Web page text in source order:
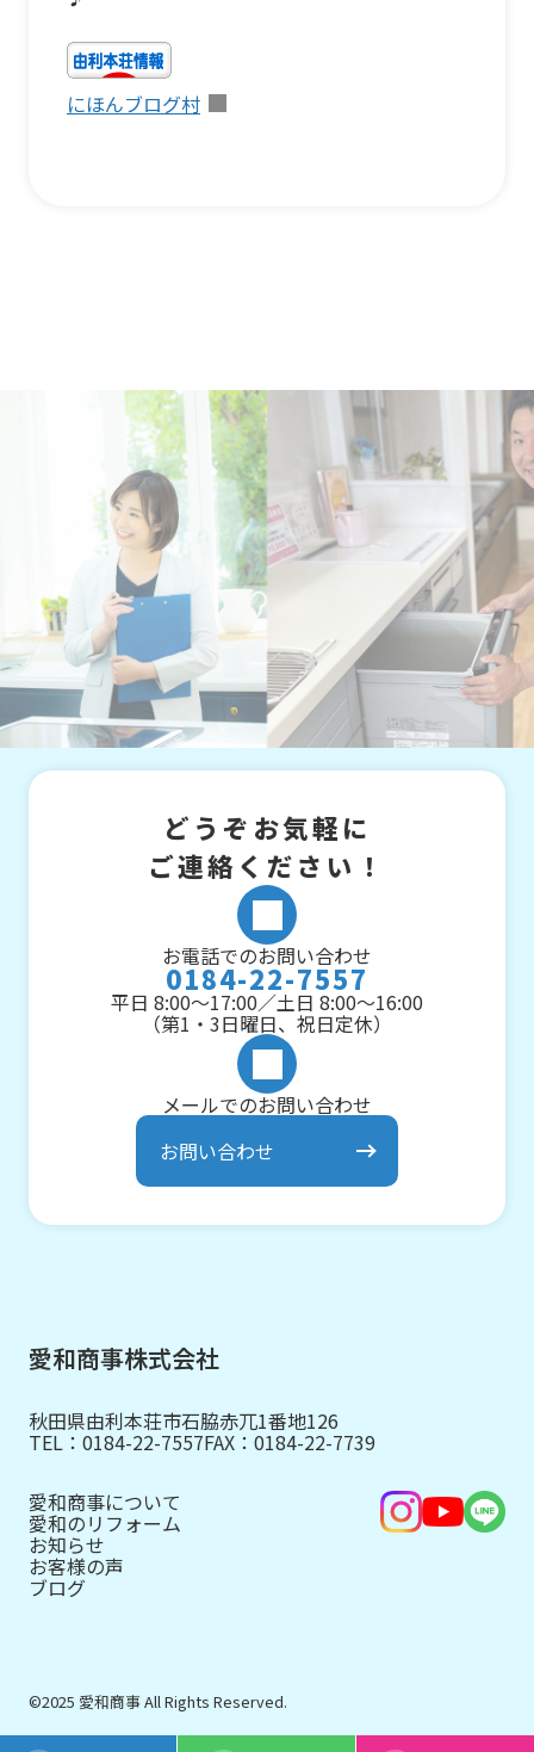
にほんブログ村
どうぞお気軽に
ご連絡ください！
お電話でのお問い合わせ
0184-22-7557
平日 8:00～17:00／土日 8:00～16:00
（第1・3日曜日、祝日定休）
メールでのお問い合わせ
お問い合わせ
愛和商事株式会社
秋田県由利本荘市石脇赤兀1番地126
TEL： 0184-22-7557FAX：0184-22-7739
愛和商事について
愛和のリフォーム
お知らせ
お客様の声
ブログ
©2025 愛和商事 All Rights Reserved.